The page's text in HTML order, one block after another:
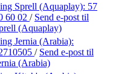
Sprell (Aquaplay): 57
60 02 / Send e-post til
(Aquaplay)
Jernia (Arabia):
/ Send e-post til
(Arabia)